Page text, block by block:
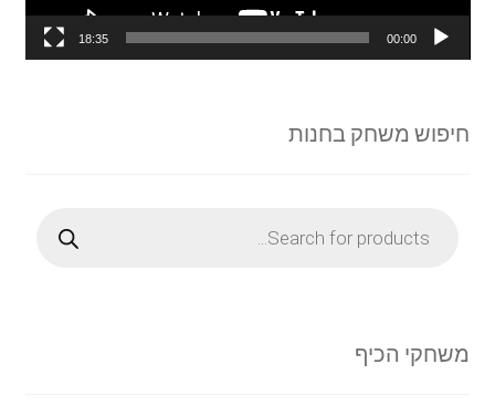
00:00
18:35
חיפוש משחק בחנות
search
משחקי הכיף